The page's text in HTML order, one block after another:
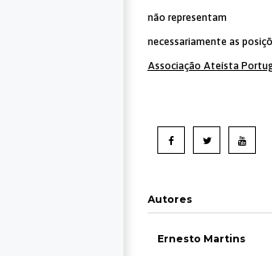
não representam
necessariamente as
Associação Ateísta
Autores
Ernesto Martins